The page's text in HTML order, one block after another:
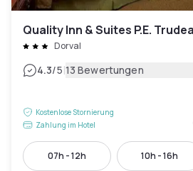
Quality Inn & Suites P.E.
Dorval
4.3/5|13 Bewertungen
Kostenlose Stornierung
Zahlung im Hotel
07h - 12h 10h - 16h